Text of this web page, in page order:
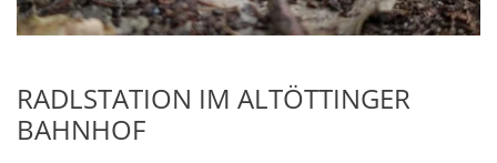
RADLSTATION IM ALTÖTTINGER
BAHNHOF